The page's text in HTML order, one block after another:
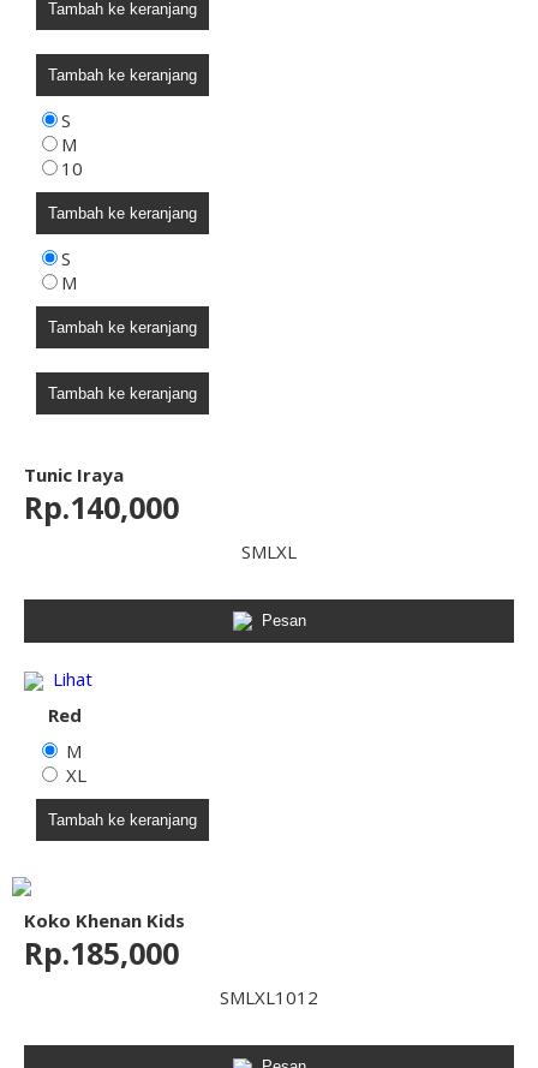
Tambah ke keranjang
Tambah ke keranjang
S
M
10
Tambah ke keranjang
S
M
Tambah ke keranjang
Tambah ke keranjang
Tunic Iraya
Rp.140,000
SML XL
Pesan
Lihat
Red
M
XL
Tambah ke keranjang
Koko Khenan Kids
Rp.185,000
SMLXL1012